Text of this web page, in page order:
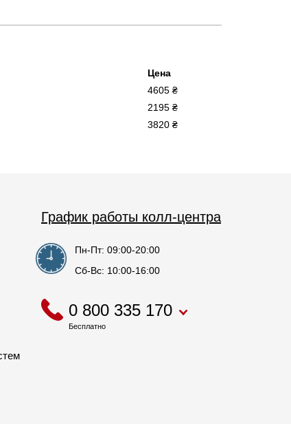
Цена
4605 ₴
2195 ₴
3820 ₴
График работы колл-центра
Пн-Пт: 09:00-20:00
Сб-Вс: 10:00-16:00
0 800 335 170
Бесплатно